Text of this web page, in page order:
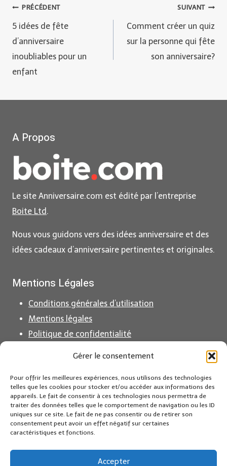
Gérer le consentement
Pour offrir les meilleures expériences, nous utilisons des technologies
telles que les cookies pour stocker et/ou accéder aux informations des
appareils. Le fait de consentir à ces technologies nous permettra de
traiter des données telles que le comportement de navigation ou les ID
uniques sur ce site. Le fait de ne pas consentir ou de retirer son
consentement peut avoir un effet négatif sur certaines
caractéristiques et fonctions.
Accepter
Navigation
de
l’article
PRÉCÉDENT
5 idées de fête
d’anniversaire
inoubliables pour un
enfant
SUIVANT
Comment créer un quiz
sur la personne qui fête
son anniversaire?
A Propos
Le site Anniversaire.com est édité par l’entreprise
Boite Ltd.
Nous vous guidons vers des idées anniversaire et des
idées cadeaux d’anniversaire pertinentes et originales.
Mentions Légales
Conditions générales d’utilisation
Mentions légales
Politique de confidentialité
Partenaire Amazon France
En tant que Partenaire Amazon, je réalise un bénéfice
sur les achats remplissant les conditions requises.
Amazon et le logo Amazon sont des marques
d’Amazon.com, Inc. ou de ses sociétés affiliées.